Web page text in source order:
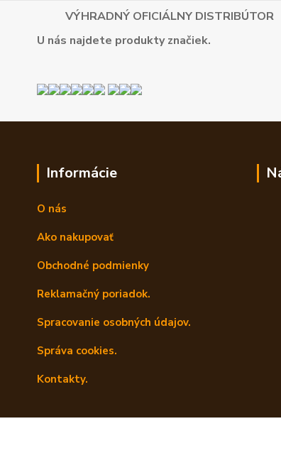
VÝHRADNÝ OFICIÁLNY DISTRIBÚTOR
U nás najdete produkty značiek.
Informácie
O nás
Ako nakupovať
Obchodné podmienky
Reklamačný poriadok.
Spracovanie osobných údajov.
Správa cookies.
Kontakty.